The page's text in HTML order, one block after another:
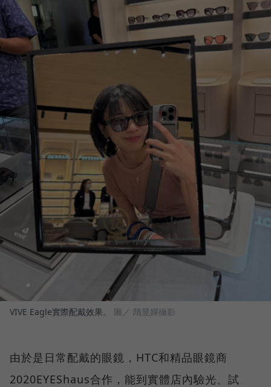
VIVE Eagle實際配戴效果。 圖／ 隋昱嬋攝影
由於是日常配戴的眼鏡，HTC和精品眼鏡商
2020EYEShaus合作，能到實體店內驗光、試